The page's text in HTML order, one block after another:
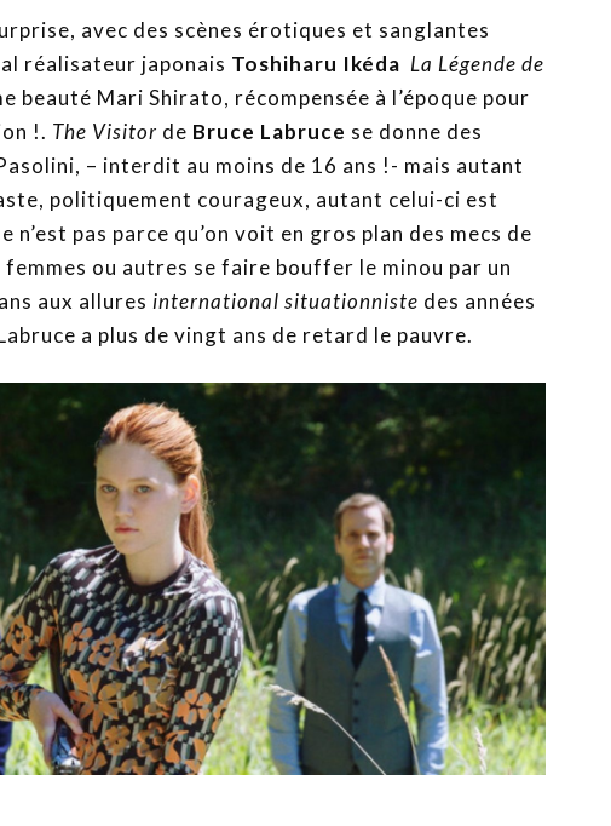
avec des scènes érotiques et sanglantes
réalisateur japonais Toshiharu Ikéda La Légende de
beauté Mari Shirato, récompensée à l’époque pour
!. The Visitor de Bruce Labruce se donne des
– interdit au moins de 16 ans !- mais autant
politiquement courageux, autant celui-ci est
pas parce qu’on voit en gros plan des mecs de
ou autres se faire bouffer le minou par un
aux allures international situationniste des années
a plus de vingt ans de retard le pauvre.